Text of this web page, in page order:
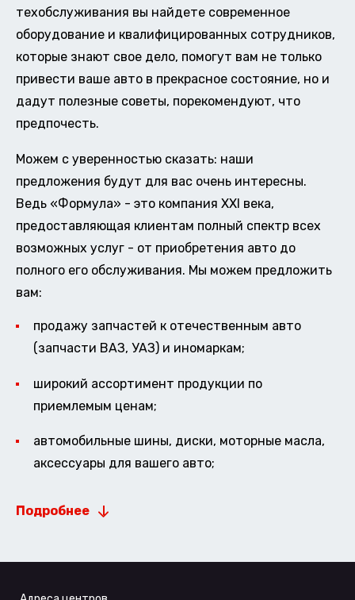
техобслуживания вы найдете современное
оборудование и квалифицированных сотрудников,
которые знают свое дело, помогут вам не только
привести ваше авто в прекрасное состояние, но и
дадут полезные советы, порекомендуют, что
предпочесть.
Можем с уверенностью сказать: наши
предложения будут для вас очень интересны.
Ведь «Формула» - это компания XXI века,
предоставляющая клиентам полный спектр всех
возможных услуг - от приобретения авто до
полного его обслуживания. Мы можем предложить
вам:
продажу запчастей к отечественным авто
(запчасти ВАЗ, УАЗ) и иномаркам;
широкий ассортимент продукции по
приемлемым ценам;
автомобильные шины, диски, моторные масла,
аксессуары для вашего авто;
Подробнее